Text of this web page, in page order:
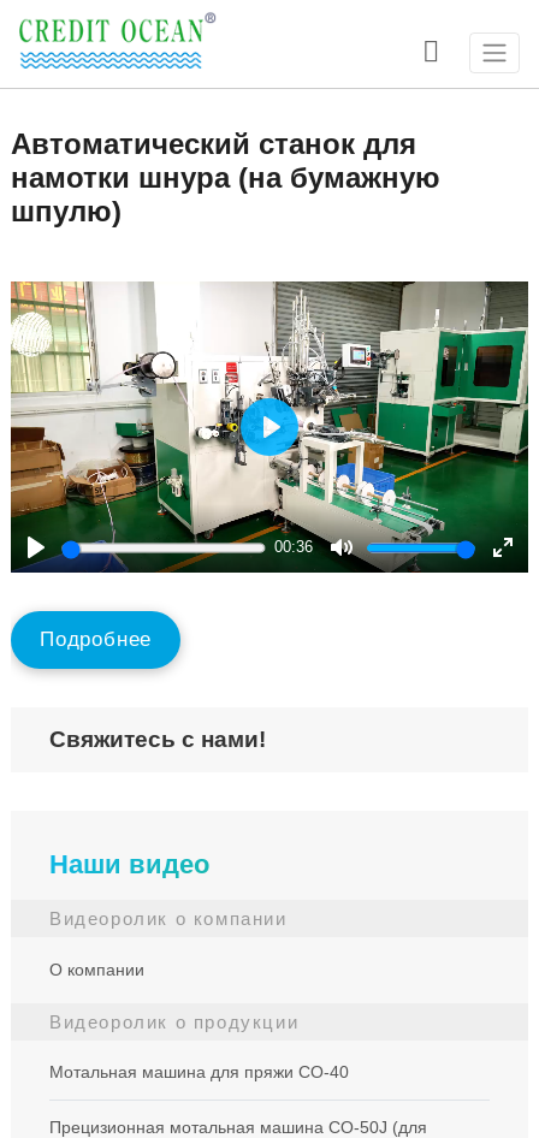

Автоматический станок для
намотки шнура (на бумажную
шпулю)
Play
00:36
Mute
Play
Подробнее
Свяжитесь с нами!
Наши видео
Видеоролик о компании
О компании
Видеоролик о продукции
Мотальная машина для пряжи СО-40
Прецизионная мотальная машина CO-50J (для